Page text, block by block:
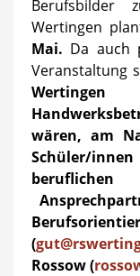
Berufsbilder
Wertingen
Mai. Da auch
Veranstaltung
Wertingen
wären, am
Schüler/
(
Rossow (